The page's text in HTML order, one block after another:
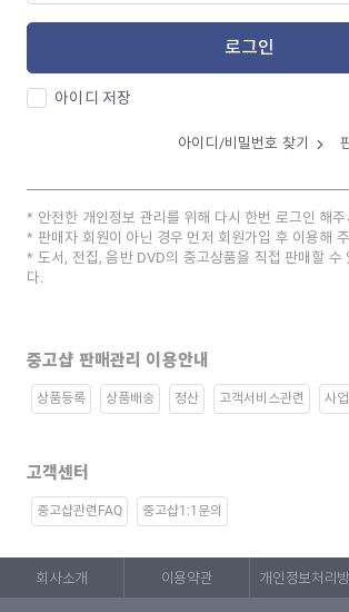
로그인
아이디 저장
아이디/비밀번호 찾기
안전한 개인정보 관리를 위해 다시 한번 로그인 해
판매자 회원이 아닌 경우 먼저 회원가입 후 이용해
도서, 전집, 음반 DVD의 중고상품을 직접 판매할 수
다.
중고샵 판매관리 이용안내
상품등록 상품배송 정산 고객서비스관련 사
고객센터
중고샵관련FAQ 중고샵1:1문의
회사소개 이용약관 개인정보처리